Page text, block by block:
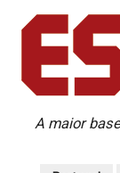
A maior